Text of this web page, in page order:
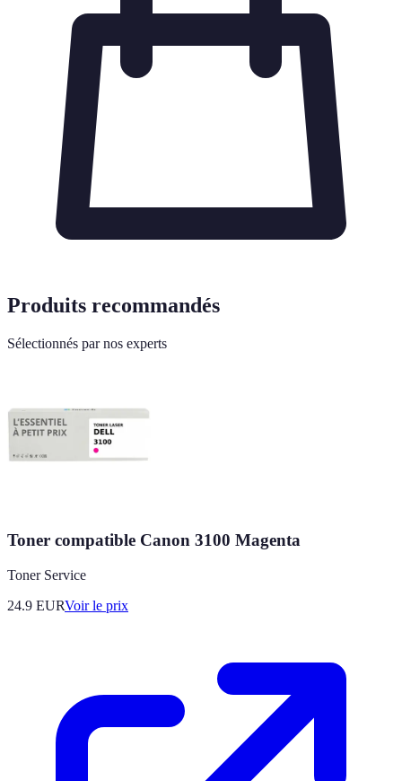
Produits recommandés
Sélectionnés par nos experts
Toner compatible Canon 3100 Magenta
Toner Service
24.9 EURVoir le prix